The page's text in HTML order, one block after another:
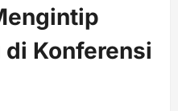
di Konferensi